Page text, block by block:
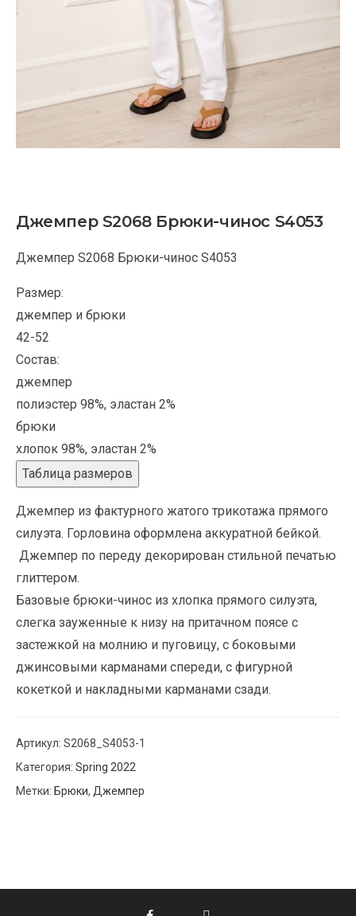
Джемпер S2068 Брюки-чинос S4053
Джемпер S2068 Брюки-чинос S4053
Размер:
джемпер и брюки
42-52
Состав:
джемпер
полиэстер 98%, эластан 2%
брюки
хлопок 98%, эластан 2%
Таблица размеров
Джемпер из фактурного жатого трикотажа прямого
силуэта. Горловина оформлена аккуратной бейкой.
Джемпер по переду декорирован стильной печатью
глиттером.
Базовые брюки-чинос из хлопка прямого силуэта,
слегка зауженные к низу на притачном поясе с
застежкой на молнию и пуговицу, с боковыми
джинсовыми карманами спереди, с фигурной
кокеткой и накладными карманами сзади.
Артикул: S2068_S4053-1
Категория: Spring 2022
Метки: Брюки, Джемпер